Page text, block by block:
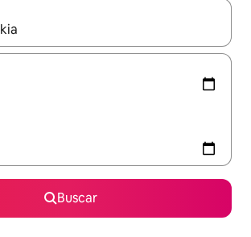
estiverem disponíveis, explore-os
Buscar